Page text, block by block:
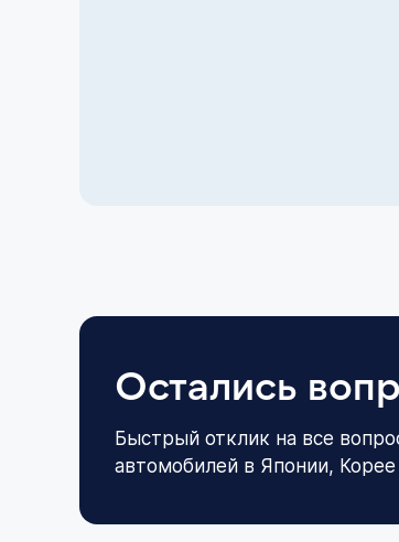
Остались
Быстрый отклик на все
автомобилей в Японии, Корее